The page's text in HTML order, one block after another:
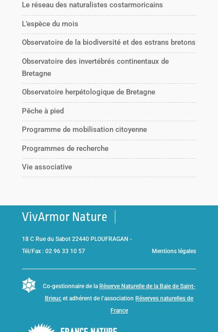
Le réseau des naturalistes costarmoricains
L’espèce du mois
Observatoire de la biodiversité et des estrans bretons
Observatoire des invertébrés continentaux de
Bretagne
Observatoire herpétologique de Bretagne
Pêche à pied
Programme de mobilisation citoyenne
Programmes de recherche
Vie associative
VivArmor Nature
18 C Rue du Sabot 22440 PLOUFRAGAN -
Tél/Fax : 02 96 33 10 57
Mentions légales
Co-gestionnaire de la Réserve Naturelle de la Baie de Saint-
Brieuc et adhérent de l’association Réserves naturelles de
France